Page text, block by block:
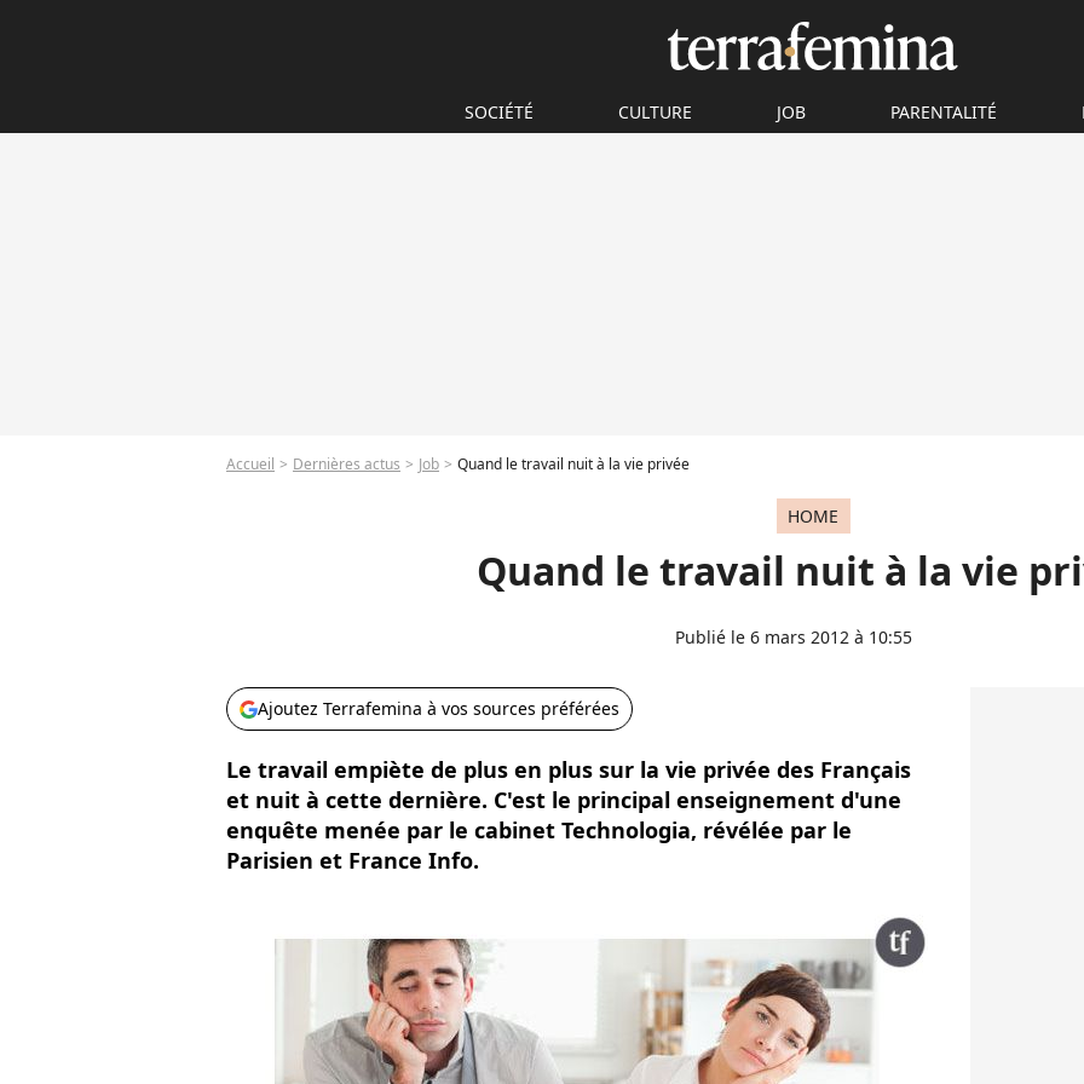
SOCIÉTÉ CULTURE JOB PARENTALITÉ
Accueil Dernières actus Job Quand le travail nuit à la vie privée
HOME
Quand le travail nuit à la vie
Publié le 6 mars 2012 à 10:55
Ajoutez Terrafemina à vos sources préférées
Le travail empiète de plus en plus sur la vie privée des Français
et nuit à cette dernière. C'est le principal enseignement d'une
enquête menée par le cabinet Technologia, révélée par le
Parisien et France Info.